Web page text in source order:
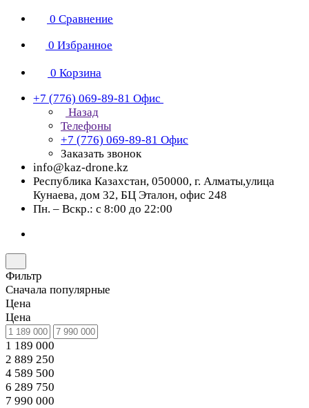
0 Сравнение
0 Избранное
0 Корзина
+7 (776) 069-89-81 Офис
Назад
Телефоны
+7 (776) 069-89-81 Офис
Заказать звонок
info@kaz-drone.kz
Республика Казахстан, 050000, г. Алматы,улица
Кунаева, дом 32, БЦ Эталон, офис 248
Пн. – Вскр.: с 8:00 до 22:00
Фильтр
Сначала популярные
Цена
Цена
1 189 000
2 889 250
4 589 500
6 289 750
7 990 000